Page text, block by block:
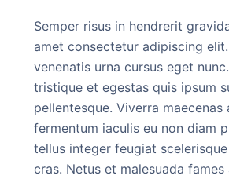
Semper risus in hendrerit
amet consectetur adipiscing
venenatis urna cursus eget
tristique et egestas quis ipsum
pellentesque. Viverra
fermentum iaculis eu non diam
tellus integer feugiat
cras. Netus et malesuada